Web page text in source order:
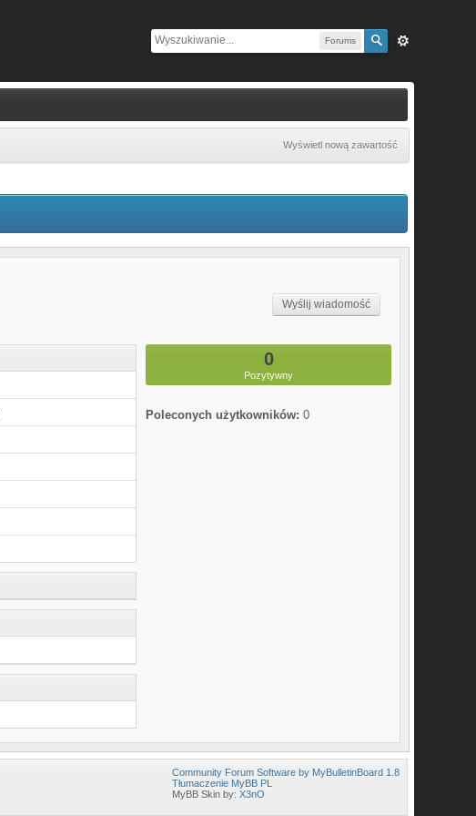
Forums
Wyświetl nową zawartość
Wyślij wiadomość
0
Pozytywny
Poleconych użytkowników: 0
Community Forum Software by MyBulletinBoard 1.8
Tłumaczenie MyBB PL
MyBB Skin by:X3nO